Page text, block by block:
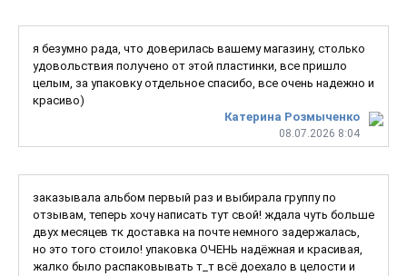
Катерина Розмыченко
08.07.2026 8:04
я безумно рада, что доверилась вашему магазину, столько
удовольствия получено от этой пластинки, все пришло
целым, за упаковку отдельное спасибо, все очень надежно и
красиво)
заказывала альбом первый раз и выбирала группу по
отзывам, теперь хочу написать тут свой! ждала чуть больше
двух месяцев тк доставка на почте немного задержалась,
но это того стоило! упаковка ОЧЕНЬ надёжная и красивая,
жалко было распаковывать т_т всё доехало в целости и